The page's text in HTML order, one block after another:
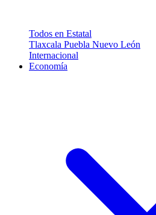
Todos en Estatal
Tlaxcala Puebla Nuevo León
Internacional
Economía